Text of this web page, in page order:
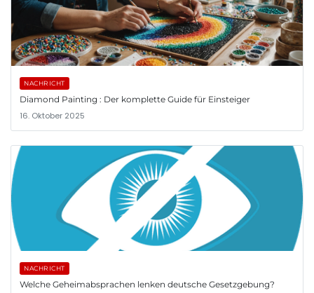
NACHRICHT
Diamond Painting : Der komplette Guide für Einsteiger
16. Oktober 2025
NACHRICHT
Welche Geheimabsprachen lenken deutsche Gesetzgebung?